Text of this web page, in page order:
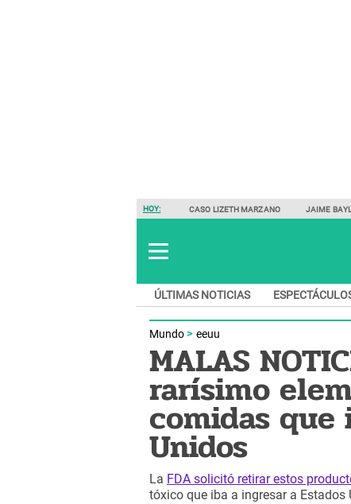
HOY: CASO LIZETH MARZANO JAIME
ÚLTIMAS NOTICIAS
Mundo eeuu
MALAS
rarísimo
comidas que
Unidos
La FDA solicitó retirar estos
tóxico que iba a ingresar a Estados